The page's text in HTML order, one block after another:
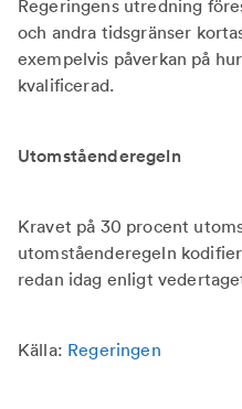
Regeringens utredning
och andra tidsgränser
exempelvis påverkan på
kvalificerad.
Utomståenderegeln
Kravet på 30 procent
utomståenderegeln
redan idag enligt
Källa: Regeringen